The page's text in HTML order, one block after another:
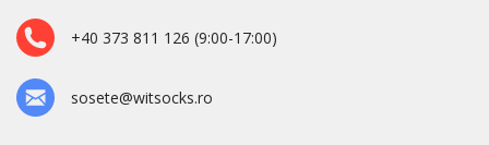
+40 373 811 126 (9:00-17:00)
sosete@witsocks.ro